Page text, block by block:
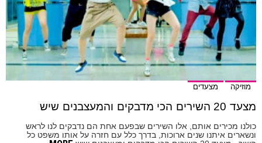
מוזיקה מצעדים
מצעד 20 השירים הכי מדבקים והמעצבנים שיש
כולנו מכירים אותם, אלו השירים שבפעם אחת הם נדבקים לנו לראש
ונשארים איתנו שנים ארוכות, בדרך כלל עם חזרה על אותו משפט כל